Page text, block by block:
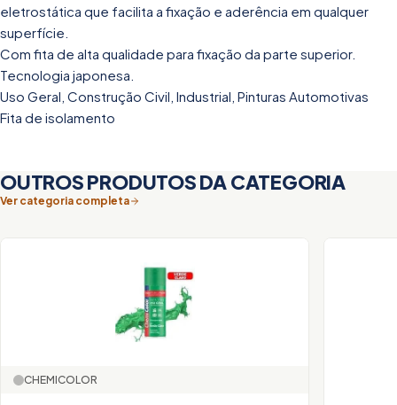
eletrostática que facilita a fixação e aderência em qualquer
superfície.
Com fita de alta qualidade para fixação da parte superior.
Tecnologia japonesa.
Uso Geral, Construção Civil, Industrial, Pinturas Automotivas
Fita de isolamento
OUTROS PRODUTOS DA CATEGORIA
Ver categoria completa
CHEMICOLOR